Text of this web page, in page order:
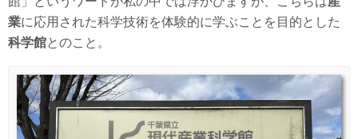
業に応用された科学技術を体験的に学ぶことを目的とした
科学館とのこと。